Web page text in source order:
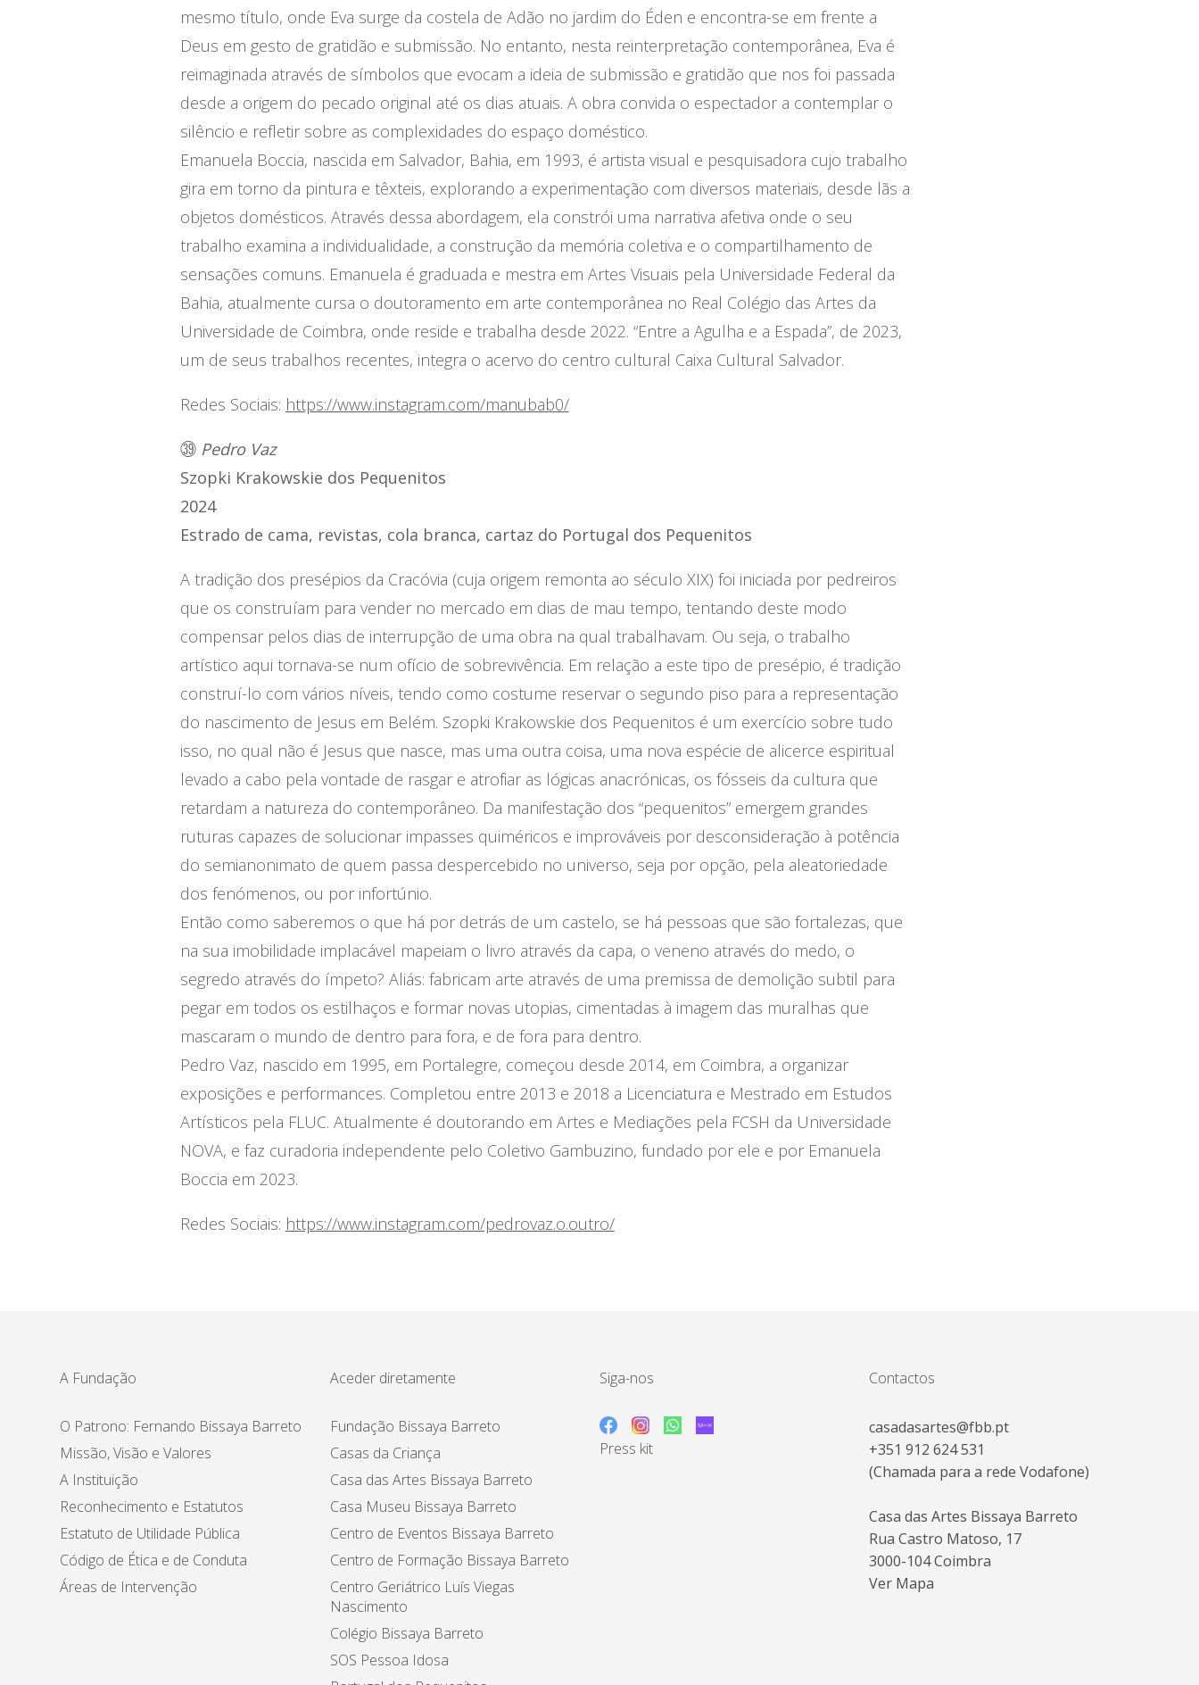
mesmo título, onde Eva surge da costela de Adão no jardim do Éden e encontra-se em frente a
Deus em gesto de gratidão e submissão. No entanto, nesta reinterpretação contemporânea, Eva é
reimaginada através de símbolos que evocam a ideia de submissão e gratidão que nos foi passada
desde a origem do pecado original até os dias atuais. A obra convida o espectador a contemplar o
silêncio e refletir sobre as complexidades do espaço doméstico.
Emanuela Boccia, nascida em Salvador, Bahia, em 1993, é artista visual e pesquisadora cujo trabalho
gira em torno da pintura e têxteis, explorando a experimentação com diversos materiais, desde lãs a
objetos domésticos. Através dessa abordagem, ela constrói uma narrativa afetiva onde o seu
trabalho examina a individualidade, a construção da memória coletiva e o compartilhamento de
sensações comuns. Emanuela é graduada e mestra em Artes Visuais pela Universidade Federal da
Bahia, atualmente cursa o doutoramento em arte contemporânea no Real Colégio das Artes da
Universidade de Coimbra, onde reside e trabalha desde 2022. “Entre a Agulha e a Espada”, de 2023,
um de seus trabalhos recentes, integra o acervo do centro cultural Caixa Cultural Salvador.
Redes Sociais: https://www.instagram.com/manubab0/
㊴ Pedro Vaz
Szopki Krakowskie dos Pequenitos
2024
Estrado de cama, revistas, cola branca, cartaz do Portugal dos Pequenitos
A tradição dos presépios da Cracóvia (cuja origem remonta ao século XIX) foi iniciada por pedreiros
que os construíam para vender no mercado em dias de mau tempo, tentando deste modo
compensar pelos dias de interrupção de uma obra na qual trabalhavam. Ou seja, o trabalho
artístico aqui tornava-se num ofício de sobrevivência. Em relação a este tipo de presépio, é tradição
construí-lo com vários níveis, tendo como costume reservar o segundo piso para a representação
do nascimento de Jesus em Belém. Szopki Krakowskie dos Pequenitos é um exercício sobre tudo
isso, no qual não é Jesus que nasce, mas uma outra coisa, uma nova espécie de alicerce espiritual
levado a cabo pela vontade de rasgar e atrofiar as lógicas anacrónicas, os fósseis da cultura que
retardam a natureza do contemporâneo. Da manifestação dos “pequenitos” emergem grandes
ruturas capazes de solucionar impasses quiméricos e improváveis por desconsideração à potência
do semianonimato de quem passa despercebido no universo, seja por opção, pela aleatoriedade
dos fenómenos, ou por infortúnio.
Então como saberemos o que há por detrás de um castelo, se há pessoas que são fortalezas, que
na sua imobilidade implacável mapeiam o livro através da capa, o veneno através do medo, o
segredo através do ímpeto? Aliás: fabricam arte através de uma premissa de demolição subtil para
pegar em todos os estilhaços e formar novas utopias, cimentadas à imagem das muralhas que
mascaram o mundo de dentro para fora, e de fora para dentro.
Pedro Vaz, nascido em 1995, em Portalegre, começou desde 2014, em Coimbra, a organizar
exposições e performances. Completou entre 2013 e 2018 a Licenciatura e Mestrado em Estudos
Artísticos pela FLUC. Atualmente é doutorando em Artes e Mediações pela FCSH da Universidade
NOVA, e faz curadoria independente pelo Coletivo Gambuzino, fundado por ele e por Emanuela
Boccia em 2023.
Redes Sociais: https://www.instagram.com/pedrovaz.o.outro/
A Fundação
O Patrono: Fernando Bissaya Barreto
Missão, Visão e Valores
A Instituição
Reconhecimento e Estatutos
Estatuto de Utilidade Pública
Código de Ética e de Conduta
Áreas de Intervenção
Aceder diretamente
Fundação Bissaya Barreto
Casas da Criança
Casa das Artes Bissaya Barreto
Casa Museu Bissaya Barreto
Centro de Eventos Bissaya Barreto
Centro de Formação Bissaya Barreto
Centro Geriátrico Luís Viegas
Nascimento
Colégio Bissaya Barreto
SOS Pessoa Idosa
Siga-nos
Press kit
Contactos
casadasartes@fbb.pt
+351 912 624 531
(Chamada para a rede Vodafone)
Casa das Artes Bissaya Barreto
Rua Castro Matoso, 17
3000-104 Coimbra
Ver Mapa